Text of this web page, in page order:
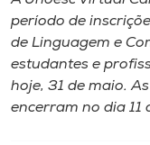
A
Unoesc
período de
de Linguagem e
estudantes e
hoje, 31 de maio.
encerram no dia 11